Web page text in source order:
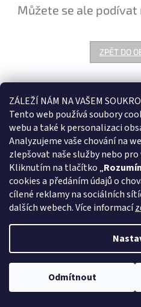
ZÁLEŽÍ NÁM NA VAŠEM
Tento web používá soubory
webu a také k personalizaci
Analyzujeme vaše chování na
zlepšovat naše služby nebo
Kliknutím na tlačítko „
cookies a předáním údajů o
cílené reklamy na sociálních
dalších webech.Více informací
Odmítnout
Můžete se ale
ZPĚT DO
esenciálních nenasycených
pěstitele.
Copyright 2026 Iframix e-shop.
nastavení